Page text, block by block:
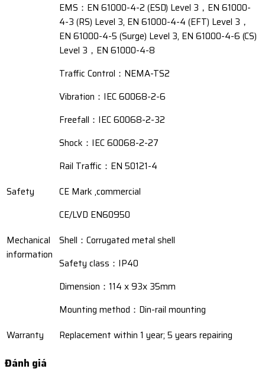
EMS：EN 61000-4-2 (ESD) Level 3，EN 61000-
4-3 (RS) Level 3, EN 61000-4-4 (EFT) Level 3，
EN 61000-4-5 (Surge) Level 3, EN 61000-4-6 (CS)
Level 3，EN 61000-4-8
Traffic Control：NEMA-TS2
Vibration：IEC 60068-2-6
Freefall：IEC 60068-2-32
Shock：IEC 60068-2-27
Rail Traffic：EN 50121-4
Safety
CE Mark ,commercial
CE/LVD EN60950
Mechanical
information
Shell：Corrugated metal shell
Safety class：IP40
Dimension：114 x 93x 35mm
Mounting method：Din-rail mounting
Warranty
Replacement within 1 year; 5 years repairing
Đánh giá